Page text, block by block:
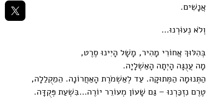
אֲנָשִׁים.
וְלֹא נְעוֹּרְנוּ…
בְּהִלּוּךְ אֲחוֹרִי מָהִיר, מָשָׁל הָיִינוּ סֶרֶט,
מָה עֲנֻגָּה הָיְתָה הָאַשְׁלָיָה.
הַתְּנוּמָה הַמְּתוּקָה. עַד לְאַשְׁמֹרֶת הָאַחֲרוֹנָה. הֵמֵקֻלַלָה,
טֶרֶם נִזְכַּרְנוּ – גַּם שָׁעוֹן מְעוֹרֵר יוֹרֶה…בִּשְׁעַת פְּקֻדָּה.